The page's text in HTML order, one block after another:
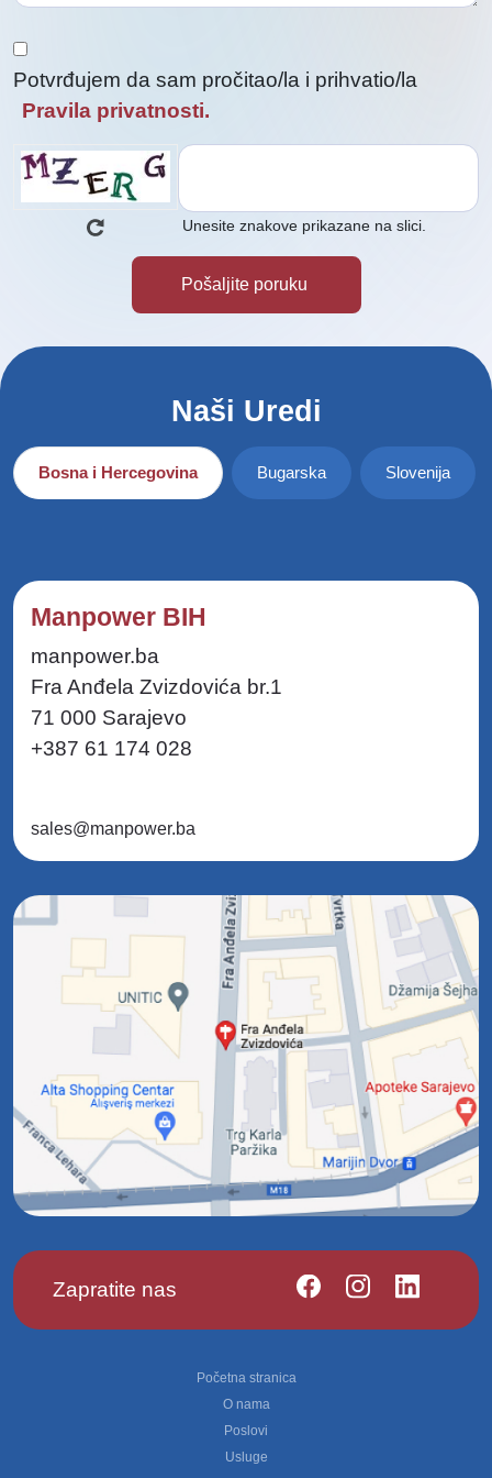
Potvrđujem da sam pročitao/la i prihvatio/la
Pravila privatnosti.
Unesite znakove prikazane na slici.
Naši Uredi
Bosna i Hercegovina Bugarska Slovenija
Manpower BIH
manpower.ba
Fra Anđela Zvizdovića br.1
71 000 Sarajevo
+387 61 174 028
sales@manpower.ba
Zapratite nas
Početna stranica
O nama
Poslovi
Usluge